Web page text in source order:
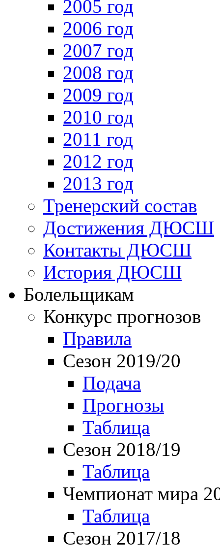
2005 год
2006 год
2007 год
2008 год
2009 год
2010 год
2011 год
2012 год
2013 год
Тренерский состав
Достижения ДЮСШ
Контакты ДЮСШ
История ДЮСШ
Болельщикам
Конкурс прогнозов
Правила
Сезон 2019/20
Подача
Прогнозы
Таблица
Сезон 2018/19
Таблица
Чемпионат мира
Таблица
Сезон 2017/18